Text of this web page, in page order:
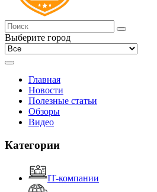
Выберите город
Главная
Новости
Полезные статьи
Обзоры
Видео
Категории
IT-компании